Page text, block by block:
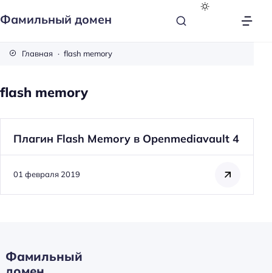
Фамильный домен
Главная flash memory
flash memory
Плагин Flash Memory в Openmediavault 4
01 февраля 2019
Фамильный
Н